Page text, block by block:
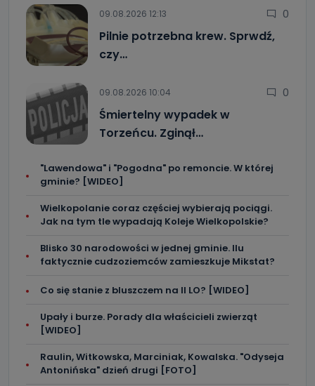
zostały przekazane w Państwa imieniu) lub dane osobowe,
które zostały zebrane ze źródeł publicznie dostępnych, w
szczególności: imię i nazwisko, adres e-mail, telefon
kontaktowy, adres korespondencyjny. Odbiorcą Pastwa
danych osobowych są pracownicy i współpracownicy
oraz partnerzy wspomagający administratora w jego
biznesowej działalności.
Jak skontaktować się z inspektorem
danych osobowych?
Można to zrobić pod numerem telefonu 62 735-51-05 lub
e-mailowo pod adresem: poczta@tvproart.pl
09.08.2026 12:13 0
Pilnie potrzebna krew. Sprwdź,
czy…
09.08.2026 10:04 0
Śmiertelny wypadek w
Torzeńcu. Zginął…
"Lawendowa" i "Pogodna" po remoncie. W której
gminie? [WIDEO]
Wielkopolanie coraz częściej wybierają pociągi.
Jak na tym tle wypadają Koleje Wielkopolskie?
Blisko 30 narodowości w jednej gminie. Ilu
faktycznie cudzoziemców zamieszkuje Mikstat?
Co się stanie z bluszczem na II LO? [WIDEO]
Upały i burze. Porady dla właścicieli zwierząt
[WIDEO]
Raulin, Witkowska, Marciniak, Kowalska. "Odyseja
Antonińska" dzień drugi [FOTO]